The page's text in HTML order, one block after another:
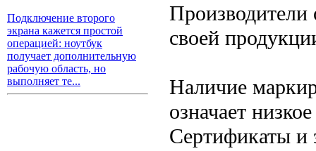
Подключение второго
экрана кажется простой
операцией: ноутбук
получает дополнительную
рабочую область, но
выполняет те...
Производители
своей
Наличие
означает
Сертификаты и